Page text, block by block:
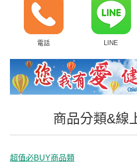
最新優惠
商品分類&線上購買
常見問題
客戶付費回傳
電話 LINE
商品分類&線
超值必BUY商品類